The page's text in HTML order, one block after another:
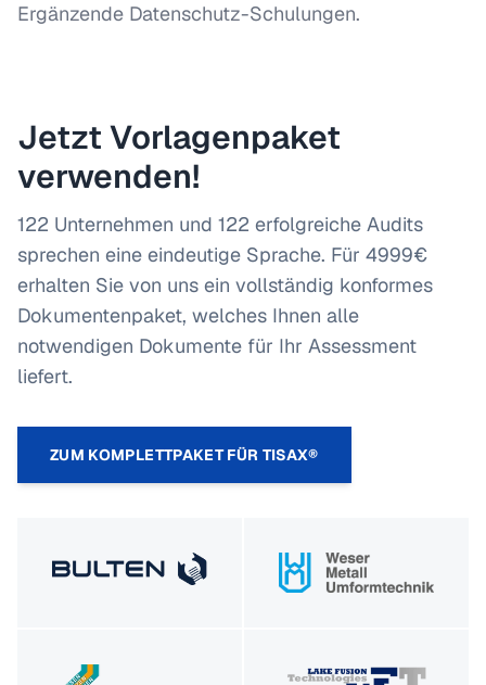
Ergänzende Datenschutz-Schulungen.
Jetzt Vorlagenpaket
verwenden!
122 Unternehmen und 122 erfolgreiche Audits
sprechen eine eindeutige Sprache. Für 4999€
erhalten Sie von uns ein vollständig konformes
Dokumentenpaket, welches Ihnen alle
notwendigen Dokumente für Ihr Assessment
liefert.
ZUM KOMPLETTPAKET FÜR TISAX®